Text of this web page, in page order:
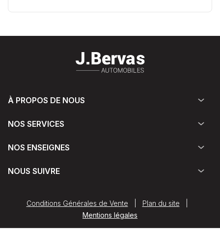
À PROPOS DE NOUS
NOS SERVICES
NOS ENSEIGNES
NOUS SUIVRE
Conditions Générales de Vente Plan du site
Mentions légales